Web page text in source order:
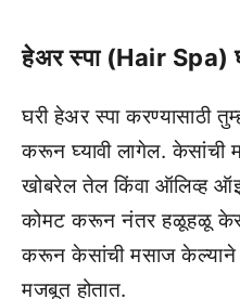
हेअर स्पा (Hair Spa)
घरी हेअर स्पा करण्यासाठी
करून घ्यावी लागेल. केसांची
खोबरेल तेल किंवा ऑलिव्ह
कोमट करून नंतर हळूहळू
करून केसांची मसाज केल्याने
मजबूत होतात.